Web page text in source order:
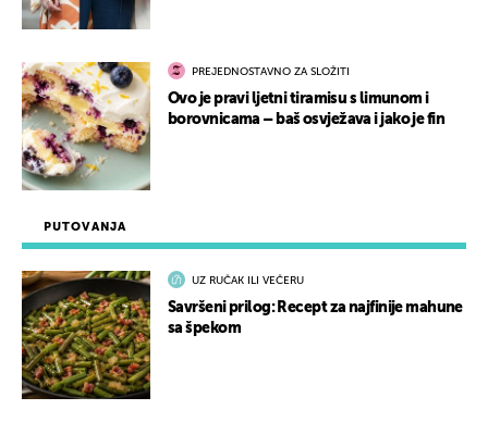
PUTOVANJA
UZ RUČAK ILI VEČERU
Savršeni prilog: Recept za najfinije mahune
sa špekom
PREJEDNOSTAVNO ZA SLOŽITI
Ovo je pravi ljetni tiramisu s limunom i
borovnicama – baš osvježava i jako je fin